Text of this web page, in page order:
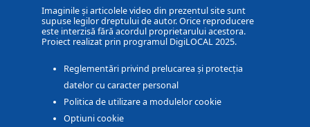
Imaginile și articolele video din prezentul site sunt
supuse legilor dreptului de autor. Orice reproducere
este interzisă fără acordul proprietarului acestora.
Proiect realizat prin programul DigiLOCAL 2025.
Reglementări privind prelucarea și protecția
datelor cu caracter personal
Politica de utilizare a modulelor cookie
Optiuni cookie